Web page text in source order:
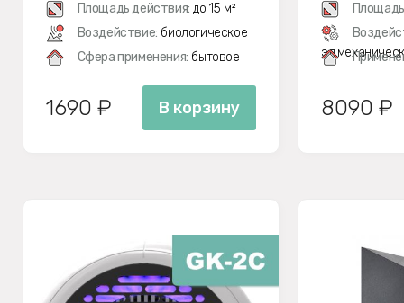
Площадь действия: до 15 м²
Воздействие: биологическое
Сфера применения: бытовое
1690 ₽ В корзину 8090 ₽